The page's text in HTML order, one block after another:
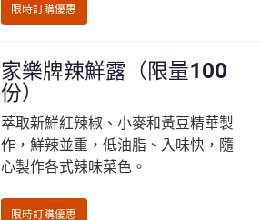
家樂牌辣鮮露（限量100
份）
萃取新鮮紅辣椒、小麥和黃豆精華製
作，鮮辣並重，低油脂、入味快，隨
心製作各式辣味菜色。